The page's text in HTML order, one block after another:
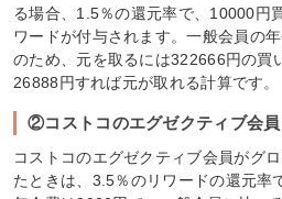
る場合、1.5％の還元率で、10000円
ワードが付与されます。一般会員の
のため、元を取るには322666円の買
26888円すれば元が取れる計算です。
②コストコのエグゼクティブ会員
コストコのエグゼクティブ会員がグ
たときは、3.5％のリワードの還元率